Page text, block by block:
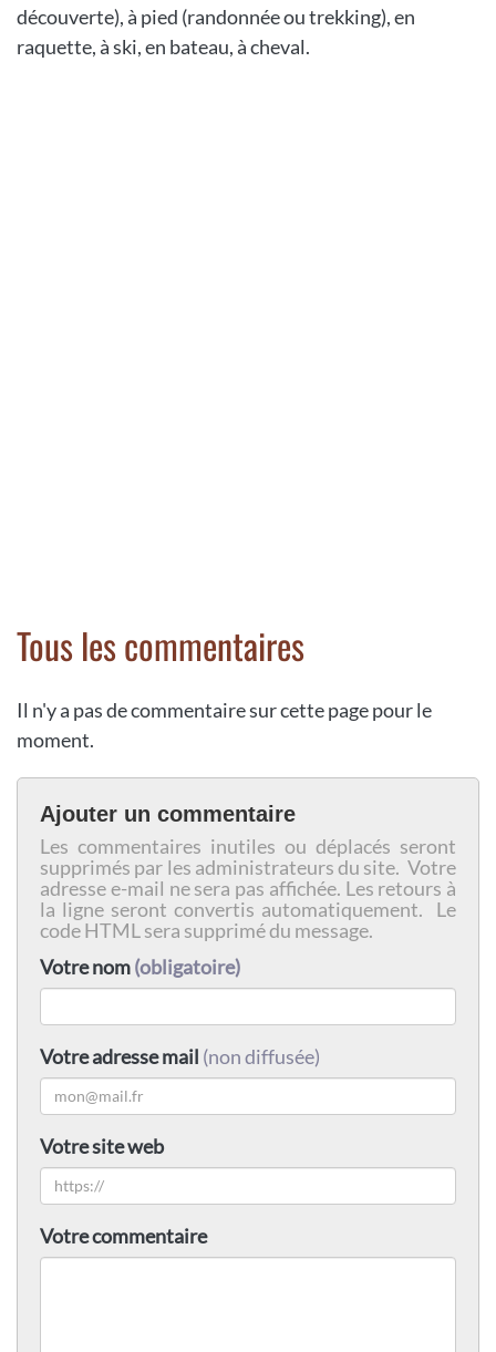
découverte), à pied (randonnée ou trekking), en
raquette, à ski, en bateau, à cheval.
Tous les commentaires
Il n'y a pas de commentaire sur cette page pour le
moment.
Ajouter un commentaire
Les commentaires inutiles ou déplacés seront
supprimés par les administrateurs du site. Votre
adresse e-mail ne sera pas affichée. Les retours à
la ligne seront convertis automatiquement. Le
code HTML sera supprimé du message.
Votre nom(obligatoire)
Votre adresse mail (non diffusée)
Votre site web
Votre commentaire